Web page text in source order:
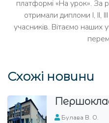
платформі «На урок». За
отримали дипломи І, ІІ,
учасників. Вітаємо наших
Схожі новини
Булава В. О.